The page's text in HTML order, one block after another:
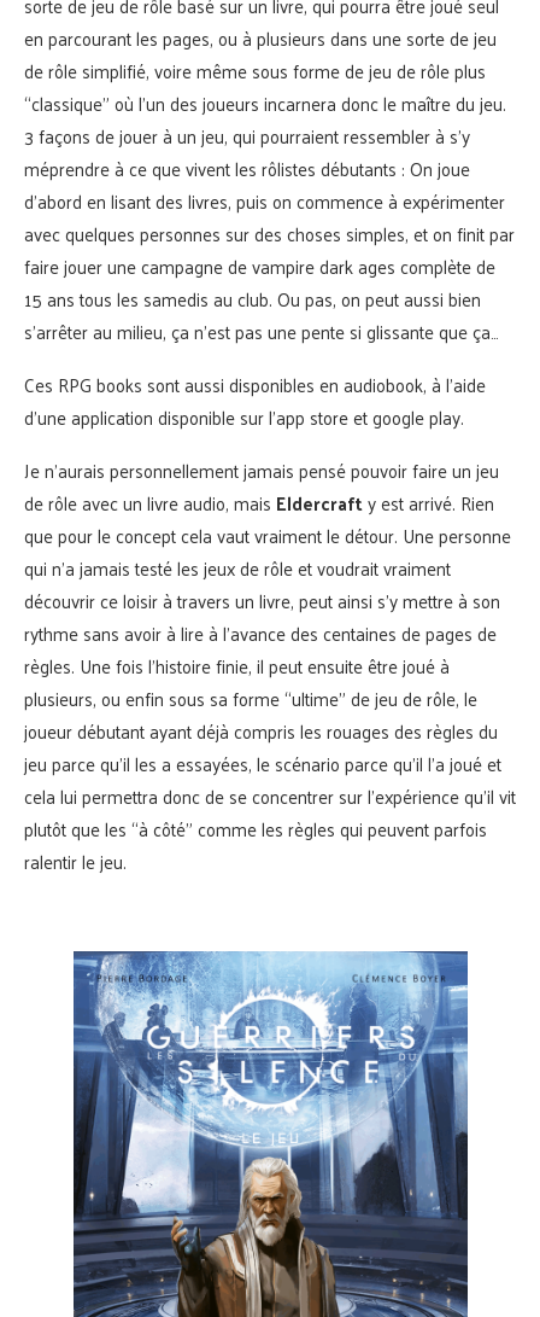
en parcourant les pages, ou à plusieurs dans une sorte de jeu
de rôle simplifié, voire même sous forme de jeu de rôle plus
“classique” où l’un des joueurs incarnera donc le maître du jeu.
3 façons de jouer à un jeu, qui pourraient ressembler à s’y
méprendre à ce que vivent les rôlistes débutants : On joue
d’abord en lisant des livres, puis on commence à expérimenter
avec quelques personnes sur des choses simples, et on finit par
faire jouer une campagne de vampire dark ages complète de
15 ans tous les samedis au club. Ou pas, on peut aussi bien
s’arrêter au milieu, ça n’est pas une pente si glissante que ça…
Ces RPG books sont aussi disponibles en audiobook, à l’aide
d’une application disponible sur l’app store et google play.
Je n’aurais personnellement jamais pensé pouvoir faire un jeu
de rôle avec un livre audio, mais Eldercrafty est arrivé. Rien
que pour le concept cela vaut vraiment le détour. Une personne
qui n’a jamais testé les jeux de rôle et voudrait vraiment
découvrir ce loisir à travers un livre, peut ainsi s’y mettre à son
rythme sans avoir à lire à l’avance des centaines de pages de
règles. Une fois l’histoire finie, il peut ensuite être joué à
plusieurs, ou enfin sous sa forme “ultime” de jeu de rôle, le
joueur débutant ayant déjà compris les rouages des règles du
jeu parce qu’il les a essayées, le scénario parce qu’il l’a joué et
cela lui permettra donc de se concentrer sur l’expérience qu’il vit
plutôt que les “à côté” comme les règles qui peuvent parfois
ralentir le jeu.